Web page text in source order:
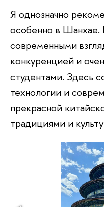
Я однозначно
особенно в Шанхае.
современными
конкуренцией и
студентами. Здесь
технологии и
прекрасной
традициями и